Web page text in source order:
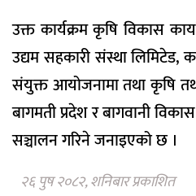
उक्त कार्यक्रम कृषि विकास
उद्यम सहकारी संस्था लिमिटेड,
संयुक्त आयोजनामा तथा कृषि
बागमती प्रदेश र बागवानी
सञ्चालन गरिने जनाइएको छ ।
२६ पुष २०८२, शनिबार प्रकाशित